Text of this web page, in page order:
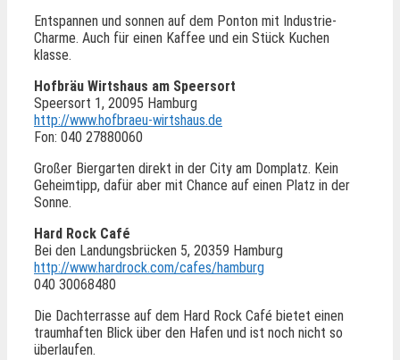
Entspannen und sonnen auf dem Ponton mit Industrie-
Charme. Auch für einen Kaffee und ein Stück Kuchen
klasse.
Hofbräu Wirtshaus am Speersort
Speersort 1, 20095 Hamburg
http://www.hofbraeu-wirtshaus.de
Fon: 040 27880060
Großer Biergarten direkt in der City am Domplatz. Kein
Geheimtipp, dafür aber mit Chance auf einen Platz in der
Sonne.
Hard Rock Café
Bei den Landungsbrücken 5, 20359 Hamburg
http://www.hardrock.com/cafes/hamburg
040 30068480
Die Dachterrasse auf dem Hard Rock Café bietet einen
traumhaften Blick über den Hafen und ist noch nicht so
überlaufen.